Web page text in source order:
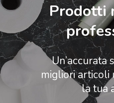
Prodotti
Un’accurata
migliori articoli
la tua